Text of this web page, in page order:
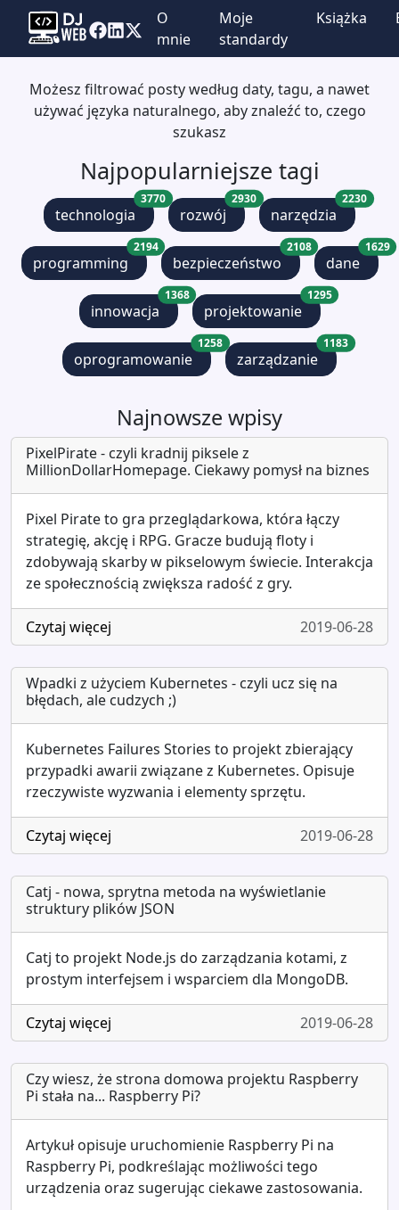
O
mnie
Moje
standardy
Książka
Możesz filtrować posty według daty, tagu, a nawet
używać języka naturalnego, aby znaleźć to, czego
szukasz
Najpopularniejsze tagi
technologia
3770
rozwój
2930
narzędzia
2230
programming
2194
bezpieczeństwo
2108
dane
1629
innowacja
1368
projektowanie
1295
oprogramowanie
1258
zarządzanie
1183
Najnowsze wpisy
PixelPirate - czyli kradnij piksele z
MillionDollarHomepage. Ciekawy pomysł na biznes
Pixel Pirate to gra przeglądarkowa, która łączy
strategię, akcję i RPG. Gracze budują floty i
zdobywają skarby w pikselowym świecie. Interakcja
ze społecznością zwiększa radość z gry.
Czytaj więcej 2019-06-28
Wpadki z użyciem Kubernetes - czyli ucz się na
błędach, ale cudzych ;)
Kubernetes Failures Stories to projekt zbierający
przypadki awarii związane z Kubernetes. Opisuje
rzeczywiste wyzwania i elementy sprzętu.
Czytaj więcej 2019-06-28
Catj - nowa, sprytna metoda na wyświetlanie
struktury plików JSON
Catj to projekt Node.js do zarządzania kotami, z
prostym interfejsem i wsparciem dla MongoDB.
Czytaj więcej 2019-06-28
Czy wiesz, że strona domowa projektu Raspberry
Pi stała na... Raspberry Pi?
Artykuł opisuje uruchomienie Raspberry Pi na
Raspberry Pi, podkreślając możliwości tego
urządzenia oraz sugerując ciekawe zastosowania.